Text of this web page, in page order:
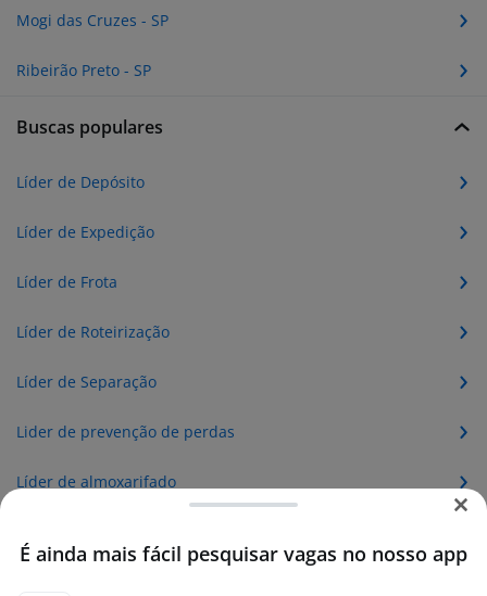
Mogi das Cruzes - SP
Ribeirão Preto - SP
Buscas populares
Líder de Depósito
Líder de Expedição
Líder de Frota
Líder de Roteirização
Líder de Separação
Lider de prevenção de perdas
Líder de almoxarifado
É ainda mais fácil pesquisar vagas no nosso app